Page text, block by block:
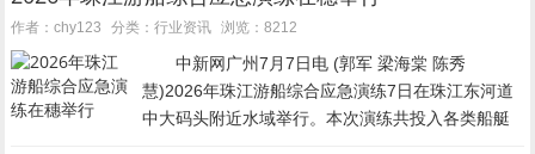
作者：chy123 分类：行业资讯 浏览：8212
中新网广州7月7日电 (郭军 梁海棠 陈秀
慧)2026年珠江游船综合应急演练7日在珠江东河道
中大码头附近水域举行。本次演练共投入各类船艇